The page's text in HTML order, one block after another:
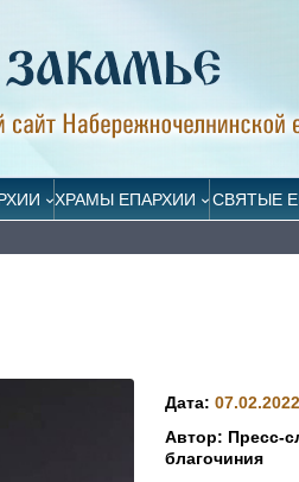
ХРАМЫ ЕПАРХИИ СВЯТЫЕ
Дата:07.02.2022
Автор: Пресс-
благочиния